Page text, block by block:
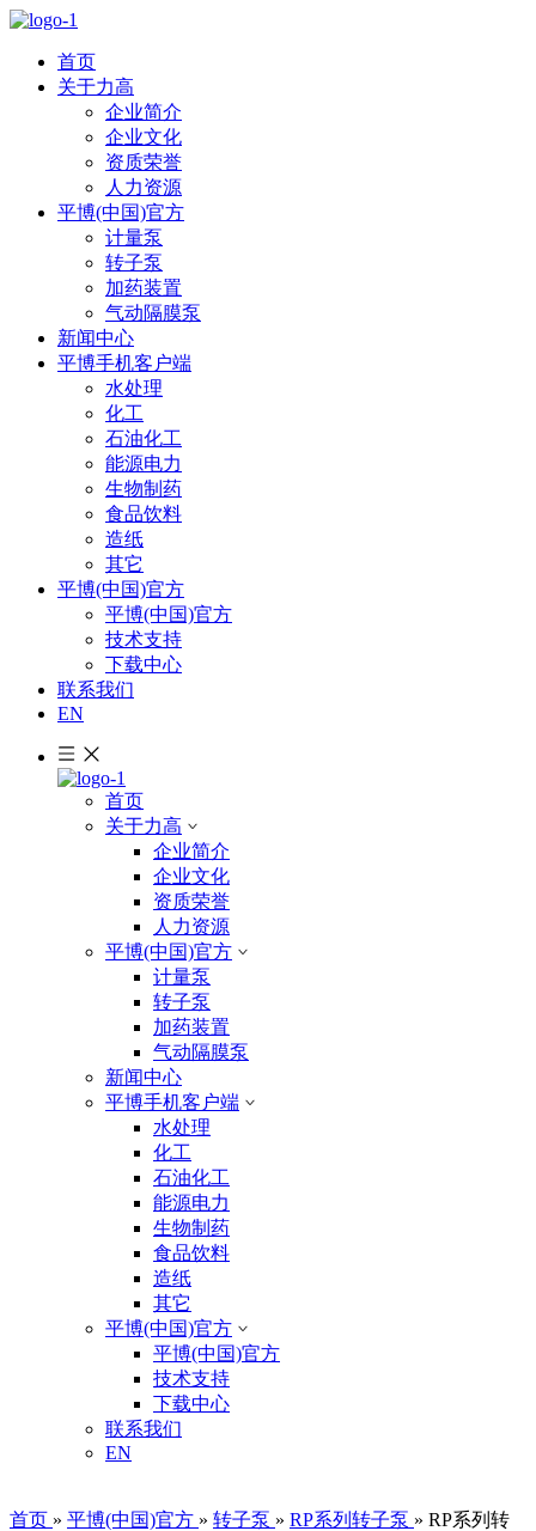
首页
关于力高
企业简介
企业文化
资质荣誉
人力资源
平博(中国)官方
计量泵
转子泵
加药装置
气动隔膜泵
新闻中心
平博手机客户端
水处理
化工
石油化工
能源电力
生物制药
食品饮料
造纸
其它
平博(中国)官方
平博(中国)官方
技术支持
下载中心
联系我们
EN
首页
关于力高
企业简介
企业文化
资质荣誉
人力资源
平博(中国)官方
计量泵
转子泵
加药装置
气动隔膜泵
新闻中心
平博手机客户端
水处理
化工
石油化工
能源电力
生物制药
食品饮料
造纸
其它
平博(中国)官方
平博(中国)官方
技术支持
下载中心
联系我们
EN
首页 » 平博(中国)官方 » 转子泵 » RP系列转子泵 » RP系列转